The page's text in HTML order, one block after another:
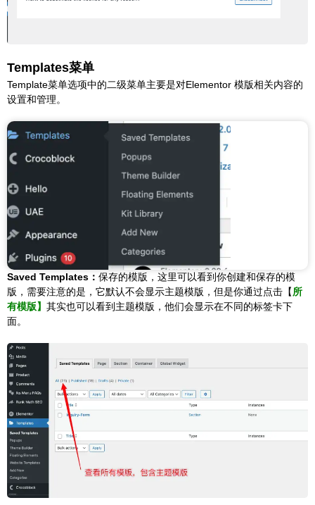
Templates菜单
Template菜单选项中的二级菜单主要是对Elementor 模版相关内容的
设置和管理。
Saved Templates： 保存的模版，这里可以看到你创建和保存的模
版，需要注意的是，它默认不会显示主题模版，但是你通过点击【所
有模版】 其实也可以看到主题模版，他们会显示在不同的标签卡下
面。